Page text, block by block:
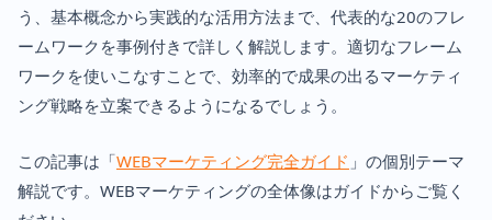
う、基本概念から実践的な活用方法まで、代表的な20のフレ
ームワークを事例付きで詳しく解説します。適切なフレーム
ワークを使いこなすことで、効率的で成果の出るマーケティ
ング戦略を立案できるようになるでしょう。
この記事は「WEBマーケティング完全ガイド 」の個別テーマ
解説です。WEBマーケティングの全体像はガイドからご覧く